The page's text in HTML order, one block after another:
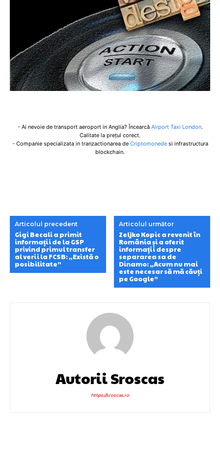
- Ai nevoie de transport aeroport in Anglia? Încearcă Airport Taxi London.
Calitate la prețul corect.
- Companie specializata in tranzactionarea de Criptomonedesi infrastructura
blockchain.
Articolul precedent
Gigi Becali a primit
informații de la GSP
privind primul transfer
al verii la FCSB: „Există o
posibilitate”
Articolul următor
Zeljko Kopic a revenit în
România și a oferit
informații despre
separarea sa de
Dinamo: „Acum nu mai
este necesar să mă căuți
pe Google”
Autorii Sroscas
https://sroscas.ro